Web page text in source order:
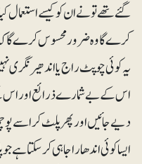
گئے تھے تو نے ان کو کیسے
کرے گا وہ ضرور محسوس کرے گا کہ
یہ کوئی چوپٹ راج یا اندھیر نگری
اس کے بے شمارے ذرائع اور
دیے جائیں اور پھر پلٹ کر اسے
ایسا کوئی اندھا راجا ہی کرسکتا ہے